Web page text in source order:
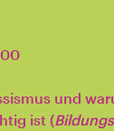
und
ist (